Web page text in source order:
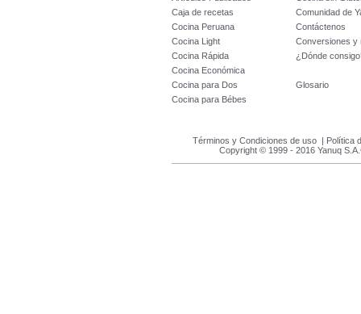
Caja de recetas
Comunidad de
Cocina Peruana
Contáctenos
Cocina Light
Conversiones y
Cocina Rápida
¿Dónde
Cocina Económica
Cocina para Dos
Glosario
Cocina para Bébes
Términos y Condiciones de uso| Política
Copyright © 1999 - 2016 Yanuq